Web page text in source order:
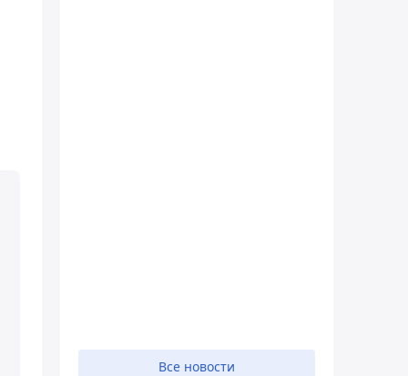
Все новости